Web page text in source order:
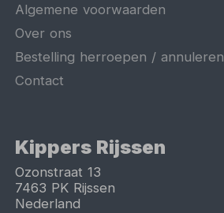
Algemene voorwaarden
Over ons
Bestelling herroepen / annuleren
Contact
Kippers Rijssen
Ozonstraat 13
7463 PK Rijssen
Nederland